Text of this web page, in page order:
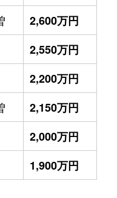
2,600万円
2,550万円
2,200万円
2,150万円
2,000万円
1,900万円